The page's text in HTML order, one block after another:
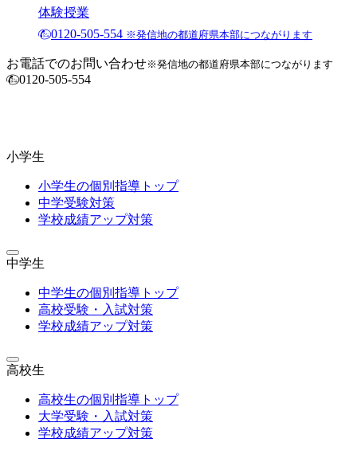
体験授業
0120-505-554 ※発信地の都道府県本部につながります
お電話でのお問い合わせ※発信地の都道府県本部につながります
0120-505-554
小学生
小学生の個別指導トップ
中学受験対策
学校成績アップ対策
中学生
中学生の個別指導トップ
高校受験・入試対策
学校成績アップ対策
高校生
高校生の個別指導トップ
大学受験・入試対策
学校成績アップ対策